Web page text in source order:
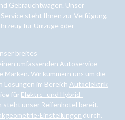
Gebrauchtwagen. Unser
steht Ihnen zur Verfügung,
für Umzüge oder
breites
umfassenden Autoservice
Marken. Wir kümmern uns um die
Lösungen im Bereich Autoelektrik
für Elektro- und Hybrid-
steht unser Reifenhotel bereit,
Einstellungen durch.